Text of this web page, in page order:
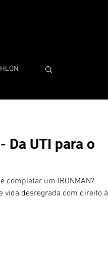
Da UTI para o
completar um IRONMAN?
vida desregrada com direito à